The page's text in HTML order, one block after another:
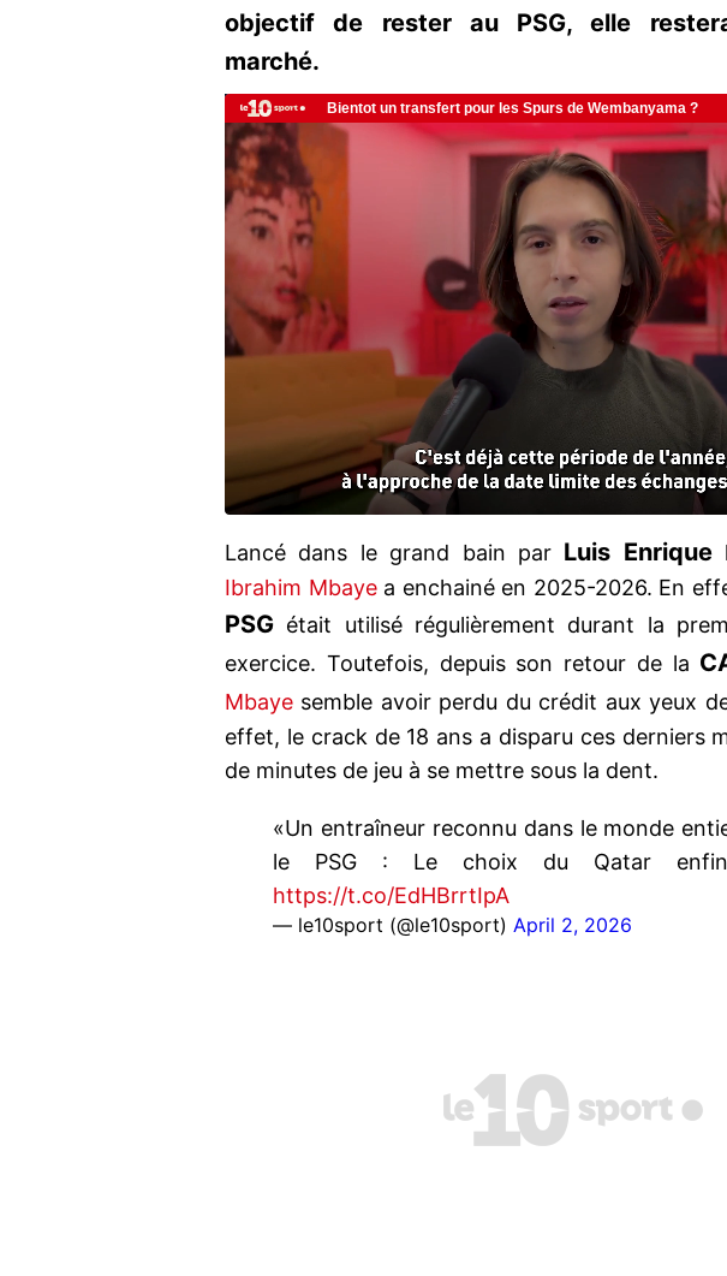
objectif de rester au PSG, elle
marché.
Lancé dans le grand bain par Luis Enrique
Ibrahim Mbayea enchainé en 2025-2026. En
PSG était utilisé régulièrement durant la
exercice. Toutefois, depuis son retour de la
Mbaye semble avoir perdu du crédit aux yeux
effet, le crack de 18 ans a disparu ces derniers
de minutes de jeu à se mettre sous la dent.
«Un entraîneur reconnu dans le monde
le PSG : Le choix du Qatar
https://t.co/EdHBrrtIpA
— le10sport (@le10sport) April 2, 2026